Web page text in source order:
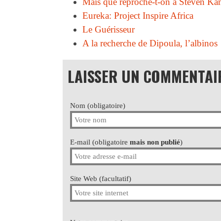
Eureka: Project Inspire Africa
Le Guérisseur
A la recherche de Dipoula, l’albinos
LAISSER UN
Nom (obligatoire)
E-mail (obligatoire mais non publié)
Site Web (facultatif)